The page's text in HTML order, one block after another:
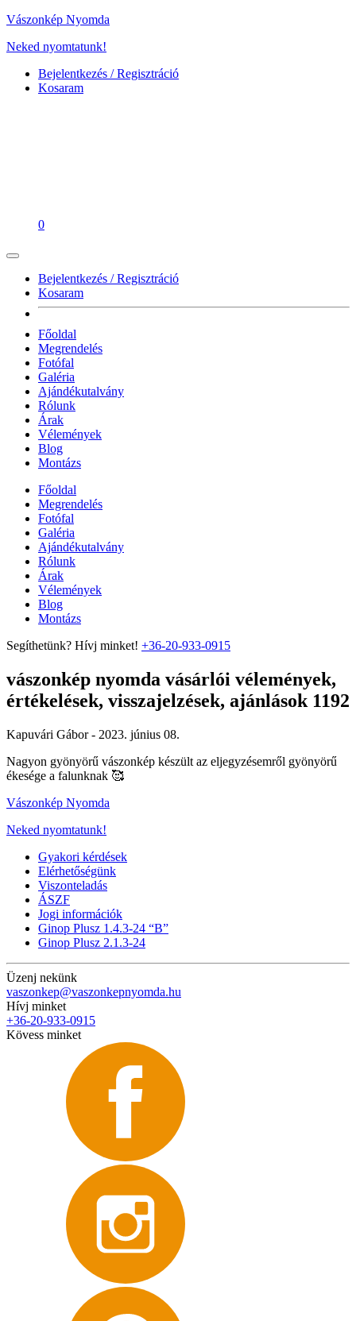
Vászonkép Nyomda
Neked nyomtatunk!
Bejelentkezés / Regisztráció
Kosaram
0
Bejelentkezés / Regisztráció
Kosaram
Főoldal
Megrendelés
Fotófal
Galéria
Ajándékutalvány
Rólunk
Árak
Vélemények
Blog
Montázs
Főoldal
Megrendelés
Fotófal
Galéria
Ajándékutalvány
Rólunk
Árak
Vélemények
Blog
Montázs
Segíthetünk? Hívj minket! +36-20-933-0915
vászonkép nyomda vásárlói vélemények,
értékelések, visszajelzések, ajánlások 1192
Kapuvári Gábor - 2023. június 08.
Nagyon gyönyörű vászonkép készült az eljegyzésemről gyönyörű
ékesége a falunknak 🥰
Vászonkép Nyomda
Neked nyomtatunk!
Gyakori kérdések
Elérhetőségünk
Viszonteladás
ÁSZF
Jogi információk
Ginop Plusz 1.4.3-24 “B”
Ginop Plusz 2.1.3-24
Üzenj nekünk
vaszonkep@vaszonkepnyomda.hu
Hívj minket
+36-20-933-0915
Kövess minket